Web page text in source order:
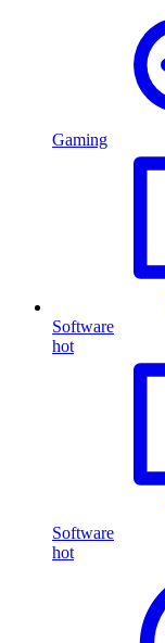
Gaming
Software
hot
Software
hot